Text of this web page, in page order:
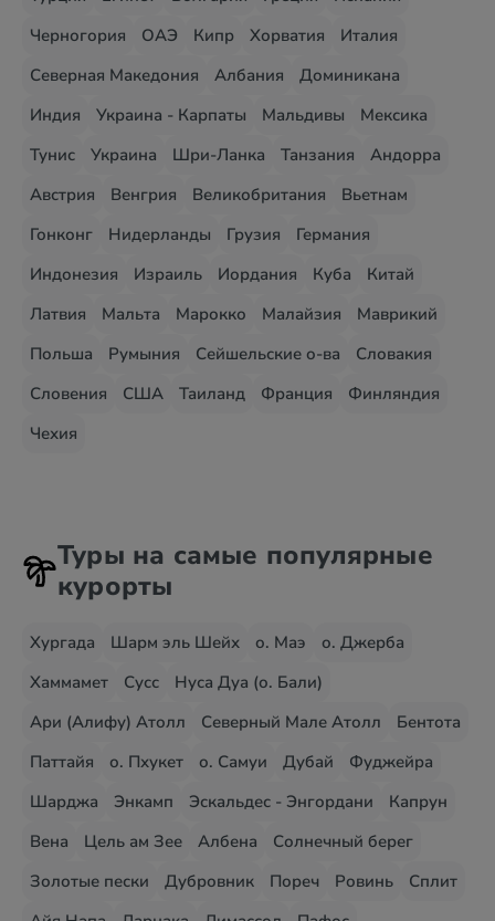
Черногория
ОАЭ Кипр Хорватия
Италия
Северная Македония
Албания
Доминикана
Индия
Украина - Карпаты Мальдивы
Мексика
Тунис
Украина Шри-Ланка Танзания
Андорра
Австрия
Венгрия Великобритания
Вьетнам
Гонконг
Нидерланды Грузия
Германия
Индонезия
Израиль Иордания Куба
Китай
Латвия
Мальта Марокко Малайзия
Маврикий
Польша
Румыния Сейшельские о-ва
Словакия
Словения
США Таиланд Франция
Финляндия
Чехия
Туры на самые популярные
курорты
Хургада Шарм эль Шейх о. Маэ
о. Джерба
Хаммамет
Сусс
Нуса Дуа (о. Бали)
Ари (Алифу) Атолл
Северный Мале Атолл
Бентота
Паттайя
о. Пхукет о. Самуи Дубай
Фуджейра
Шарджа
Энкамп Эскальдес - Энгордани
Капрун
Вена
Цель ам Зее Албена
Солнечный берег
Золотые пески
Дубровник Пореч Ровинь
Сплит